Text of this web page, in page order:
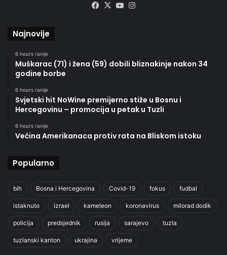
Facebook
X YouTube
Najnovije
6 hours ranije
Muškarac (71) i žena (59) dobili bliznakinje nakon 34
godine borbe
6 hours ranije
Svjetski hit NoWine premijerno stiže u Bosnu i
Hercegovinu – promocija u petak u Tuzli
6 hours ranije
Većina Amerikanaca protiv rata na Bliskom istoku
Popularno
bih Bosna i Hercegovina Covid-19 fokus fudbal
istaknuto izrael kameleon koronavirus milorad dodik
policija predsjednik rusija sarajevo tuzla
tuzlanski kanton ukrajina vrijeme